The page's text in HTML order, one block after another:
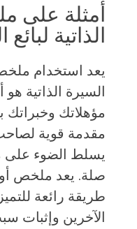
أمثلة على
الذاتية
يعد استخدام
السيرة الذاتية
مؤهلاتك وخبراتك
مقدمة قوية
يسلط الضوء على
صلة. يعد ملخص أو
طريقة رائعة
الآخرين